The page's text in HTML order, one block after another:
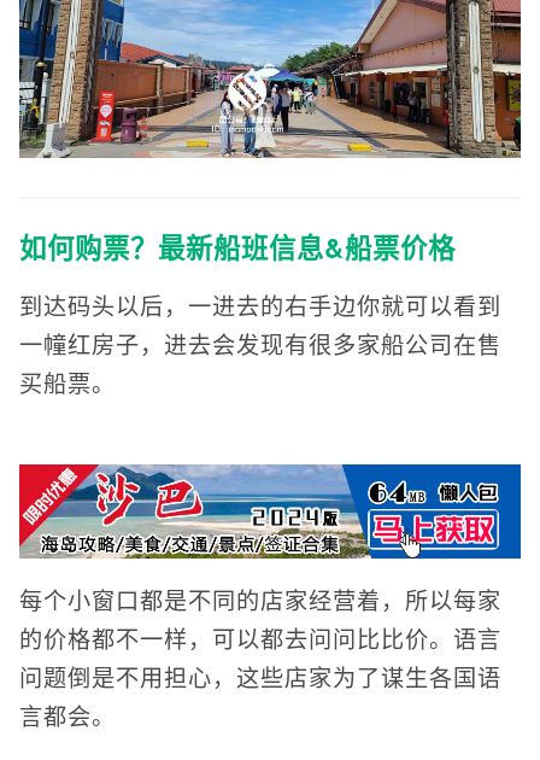
如何购票？最新船班信息&船票价格
到达码头以后，一进去的右手边你就可以看到
一幢红房子，进去会发现有很多家船公司在售
买船票。
每个小窗口都是不同的店家经营着，所以每家
的价格都不一样，可以都去问问比比价。语言
问题倒是不用担心，这些店家为了谋生各国语
言都会。